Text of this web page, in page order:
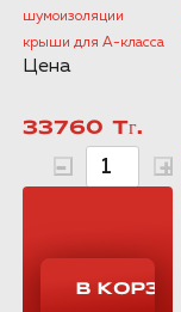
шумоизоляции
крыши для А-класса
Цена
33760 Тг.